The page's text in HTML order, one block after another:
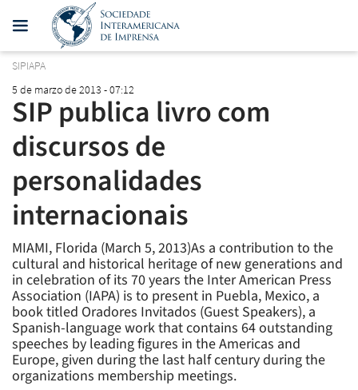
SIPIAPA
5 de marzo de 2013 - 07:12
SIP publica livro com
discursos de
personalidades
internacionais
MIAMI, Florida (March 5, 2013)As a contribution to the
cultural and historical heritage of new generations and
in celebration of its 70 years the Inter American Press
Association (IAPA) is to present in Puebla, Mexico, a
book titled Oradores Invitados (Guest Speakers), a
Spanish-language work that contains 64 outstanding
speeches by leading figures in the Americas and
Europe, given during the last half century during the
organizations membership meetings.